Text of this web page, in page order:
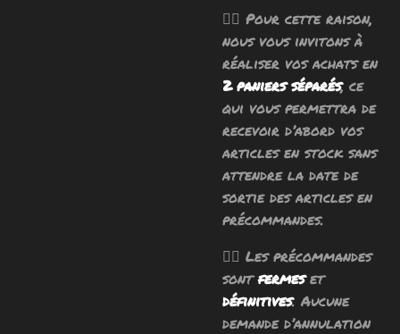
🧙‍♂️ Pour cette raison,
nous vous invitons à
réaliser vos achats en
2 paniers séparés, ce
qui vous permettra de
recevoir d’abord vos
articles en stock sans
attendre la date de
sortie des articles en
précommandes.
🧙‍♂️ Les précommandes
sontfermeset
définitives. Aucune
demande d’annulation